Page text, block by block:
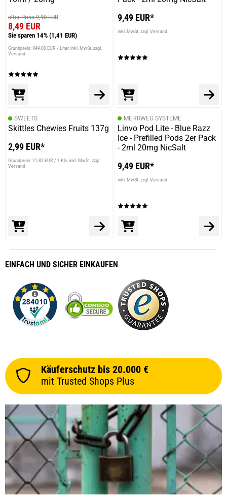
alter Preis 9,90 EUR
8,49 EUR
Sie sparen 14% (1,41 EUR)
Grundpreis: 849,00 EUR / Liter inkl. MwSt. zzgl.
Versand
9,49 EUR*
inkl. MwSt. zzgl. Versand
SWEETS
Skittles Chewies Fruits 137g
2,99 EUR*
Grundpreis: 21,82 EUR / 1 KG inkl. MwSt. zzgl.
Versand
MEHRWEG SYSTEME
Linvo Pod Lite - Blue Razz
Ice - Prefilled Pods 2er Pack
- 2ml 20mg NicSalt
9,49 EUR*
inkl. MwSt. zzgl. Versand
EINFACH UND SICHER EINKAUFEN
Käuferschutz bis 20.000 €
mit Trusted Shops Plus